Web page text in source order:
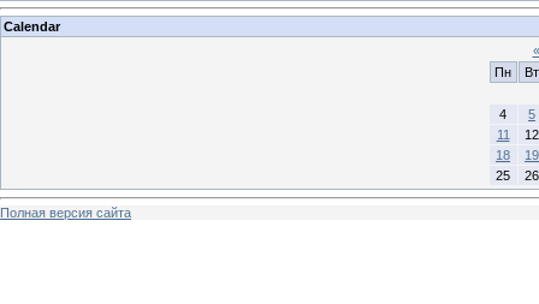
Calendar
«
Пн
Вт
4
5
11
12
18
19
25
26
Полная версия сайта